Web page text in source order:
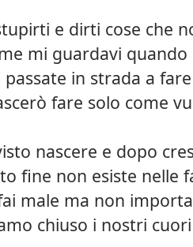
e dirti cose che
mi guardavi
in strada a
fare solo come
nascere e dopo
fine non esiste nelle
male ma non importa
chiuso i nostri